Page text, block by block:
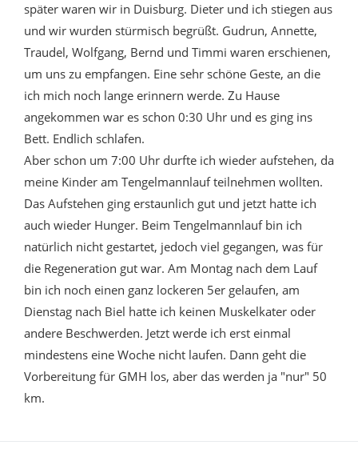
später waren wir in Duisburg. Dieter und ich stiegen aus
und wir wurden stürmisch begrüßt. Gudrun, Annette,
Traudel, Wolfgang, Bernd und Timmi waren erschienen,
um uns zu empfangen. Eine sehr schöne Geste, an die
ich mich noch lange erinnern werde. Zu Hause
angekommen war es schon 0:30 Uhr und es ging ins
Bett. Endlich schlafen.
Aber schon um 7:00 Uhr durfte ich wieder aufstehen, da
meine Kinder am Tengelmannlauf teilnehmen wollten.
Das Aufstehen ging erstaunlich gut und jetzt hatte ich
auch wieder Hunger. Beim Tengelmannlauf bin ich
natürlich nicht gestartet, jedoch viel gegangen, was für
die Regeneration gut war. Am Montag nach dem Lauf
bin ich noch einen ganz lockeren 5er gelaufen, am
Dienstag nach Biel hatte ich keinen Muskelkater oder
andere Beschwerden. Jetzt werde ich erst einmal
mindestens eine Woche nicht laufen. Dann geht die
Vorbereitung für GMH los, aber das werden ja "nur" 50
km.